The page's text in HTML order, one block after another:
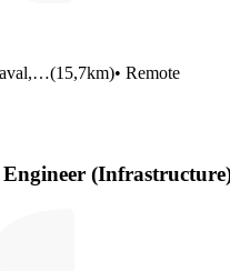
(15,7km)• Remote